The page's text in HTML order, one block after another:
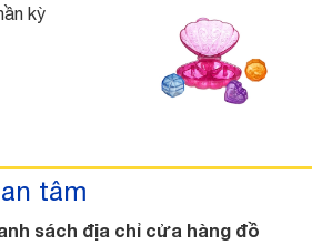
kỳ
tâm
sách địa chỉ cửa hàng đồ